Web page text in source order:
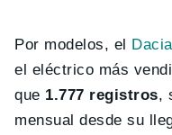
Por modelos, el
el eléctrico más
que 1.777 registros,
mensual desde su